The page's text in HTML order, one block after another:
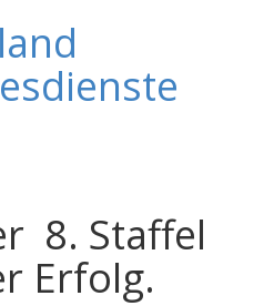
8. Staffel
Erfolg.